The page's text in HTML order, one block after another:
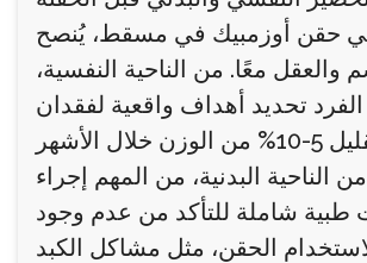
حقن أوزمبيك في مسقط، يُنصح
والعقل معًا. من الناحية النفسية،
تحديد أهداف واقعية لفقدان
الوزن، مثل تقليل 5-10% من الوزن خلال الأشهر
الناحية البدنية، من المهم إجراء
شاملة للتأكد من عدم وجود
الحقن، مثل مشاكل الكبد